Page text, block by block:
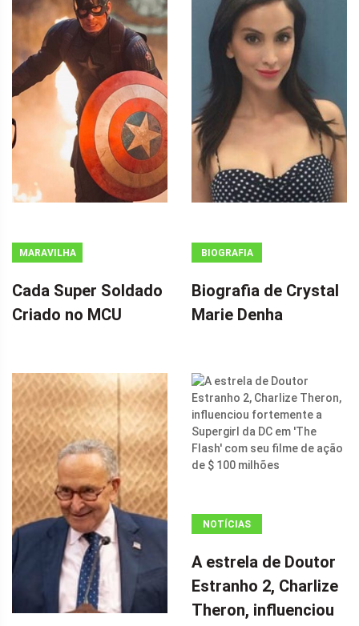
MARAVILHA
Cada Super Soldado
Criado no MCU
BIOGRAFIA
Biografia de Crystal
Marie Denha
NOTÍCIAS
(ADSBYGOOGLE
=
WINDOW.ADSBYGOOGLE
A estrela de Doutor
Estranho 2, Charlize
Theron, influenciou